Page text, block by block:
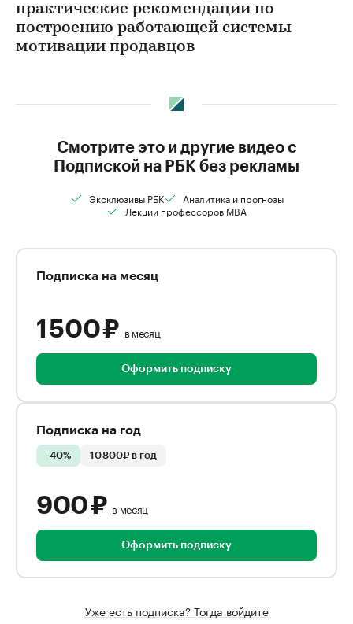
практические рекомендации по
построению работающей системы
мотивации продавцов
Смотрите это и другие видео с
Подпиской на РБК без рекламы
Эксклюзивы РБК
Аналитика и прогнозы
Лекции профессоров MBA
Подписка на месяц
1 500 ₽ в месяц
Оформить подписку
Подписка на год
-40% 10 800₽ в год
900 ₽ в месяц
Оформить подписку
Уже есть подписка? Тогда войдите